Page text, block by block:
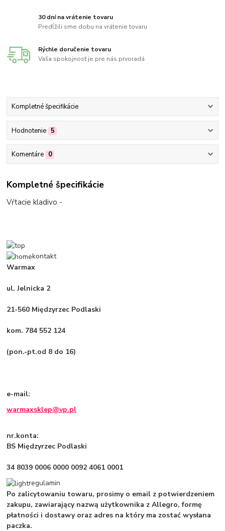
30 dní na vrátenie tovaru
Predĺžili sme dobu na vrátenie tovaru
Rýchle doručenie tovaru
Vaša spokojnosť je pre nás prvoradá
Kompletné špecifikácie
Hodnotenie 5
Komentáre 0
Kompletné špecifikácie
Vŕtacie kladivo -
kontakt
Warmax
ul. Jelnicka 2
21-560 Międzyrzec Podlaski
kom. 784 552 124
(pon.-pt.od 8 do 16)
e-mail:
warmaxsklep@vp.pl
nr.konta:
BS Międzyrzec Podlaski
34 8039 0006 0000 0092 4061 0001
regulamin
Po zalicytowaniu towaru, prosimy o email z potwierdzeniem
zakupu, zawiarający nazwą użytkownika z Allegro, formę
płatności i dostawy oraz adres na który ma zostać wysłana
paczka.